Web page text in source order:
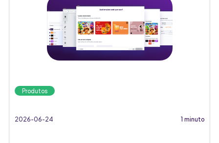
Produtos
2026-06-24 1 minuto